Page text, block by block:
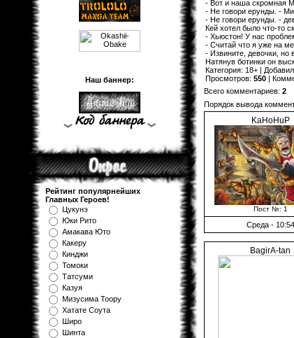
Наш баннер:
Рейтинг популярнейших
Главных Героев!
Цукунэ
Юки Рито
Амакава Юто
Какеру
Кинджи
Томоки
Татсуми
Казуя
Мизуcима Тоору
Хатате Соута
Широ
Шинта
- Вот и наша скромная
- Не говори ерунды. -
- Не говори ерунды. -
Кей хотел было что-то
- Хьюстон! У нас
- Считай что я уже на
- Извините, девочки,
Натянув ботинки он
Категория: 18+| Добавил
Просмотров: 550|
Всего комментариев: 2
Порядок вывода
KaHoHuP
Пост №: 1
Среда - 10:54
BagirA-tan